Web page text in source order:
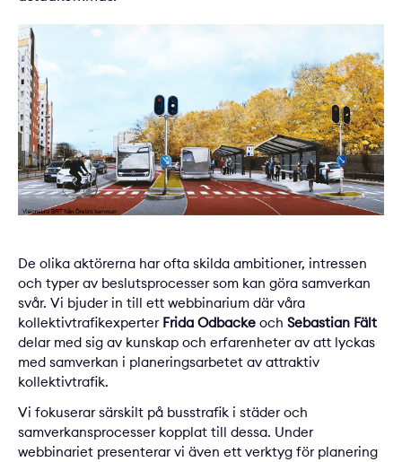
De olika aktörerna har ofta skilda ambitioner, intressen
och typer av beslutsprocesser som kan göra samverkan
svår. Vi bjuder in till ett webbinarium där våra
kollektivtrafikexperter Frida Odbacke och Sebastian Fält
delar med sig av kunskap och erfarenheter av att lyckas
med samverkan i planeringsarbetet av attraktiv
kollektivtrafik.
Vi fokuserar särskilt på busstrafik i städer och
samverkansprocesser kopplat till dessa. Under
webbinariet presenterar vi även ett verktyg för planering